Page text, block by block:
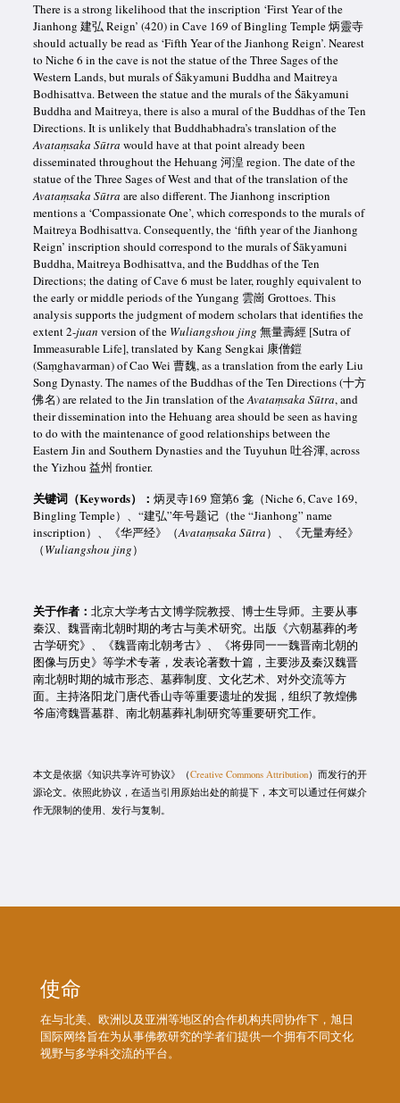
There is a strong likelihood that the inscription ‘First Year of the
Jianhong 建弘 Reign’ (420) in Cave 169 of Bingling Temple 炳靈寺
should actually be read as ‘Fifth Year of the Jianhong Reign’. Nearest
to Niche 6 in the cave is not the statue of the Three Sages of the
Western Lands, but murals of Śākyamuni Buddha and Maitreya
Bodhisattva. Between the statue and the murals of the Śākyamuni
Buddha and Maitreya, there is also a mural of the Buddhas of the Ten
Directions. It is unlikely that Buddhabhadra’s translation of the
Avataṃsaka Sūtra would have at that point already been
disseminated throughout the Hehuang 河湟 region. The date of the
statue of the Three Sages of West and that of the translation of the
Avataṃsaka Sūtra are also different. The Jianhong inscription
mentions a ‘Compassionate One’, which corresponds to the murals of
Maitreya Bodhisattva. Consequently, the ‘fifth year of the Jianhong
Reign’ inscription should correspond to the murals of Śākyamuni
Buddha, Maitreya Bodhisattva, and the Buddhas of the Ten
Directions; the dating of Cave 6 must be later, roughly equivalent to
the early or middle periods of the Yungang 雲崗 Grottoes. This
analysis supports the judgment of modern scholars that identifies the
extent 2-juan version of the Wuliangshou jing 無量壽經 [Sutra of
Immeasurable Life], translated by Kang Sengkai 康僧鎧
(Saṃghavarman) of Cao Wei 曹魏, as a translation from the early Liu
Song Dynasty. The names of the Buddhas of the Ten Directions (十方
佛名) are related to the Jin translation of theAvataṃsaka Sūtra, and
their dissemination into the Hehuang area should be seen as having
to do with the maintenance of good relationships between the
Eastern Jin and Southern Dynasties and the Tuyuhun 吐谷渾, across
the Yizhou 益州 frontier.
关键词（Keywords）： 炳灵寺169 窟第6 龛（Niche 6, Cave 169,
Bingling Temple）、“建弘”年号题记（the “Jianhong” name
inscription）、《华严经》（Avataṃsaka Sūtra）、《无量寿经》
（Wuliangshou jing）
关于作者： 北京大学考古文博学院教授、博士生导师。主要从事
秦汉、魏晋南北朝时期的考古与美术研究。出版《六朝墓葬的考
古学研究》、《魏晋南北朝考古》、《将毋同一一魏晋南北朝的
图像与历史》等学术专著，发表论著数十篇，主要涉及秦汉魏晋
南北朝时期的城市形态、墓葬制度、文化艺术、对外交流等方
面。主持洛阳龙门唐代香山寺等重要遗址的发掘，组织了敦煌佛
爷庙湾魏晋墓群、南北朝墓葬礼制研究等重要研究工作。
本文是依据《知识共享许可协议》（Creative Commons Attribution）而发行的开
源论文。依照此协议，在适当引用原始出处的前提下，本文可以通过任何媒介
作无限制的使用、发行与复制。
使命
在与北美、欧洲以及亚洲等地区的合作机构共同协作下，旭日
国际网络旨在为从事佛教研究的学者们提供一个拥有不同文化
视野与多学科交流的平台。